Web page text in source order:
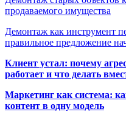
продаваемого имущества
Демонтаж как инструмент
правильное предложение
Клиент устал: почему
работает и что делать
Маркетинг как система:
контент в одну модель